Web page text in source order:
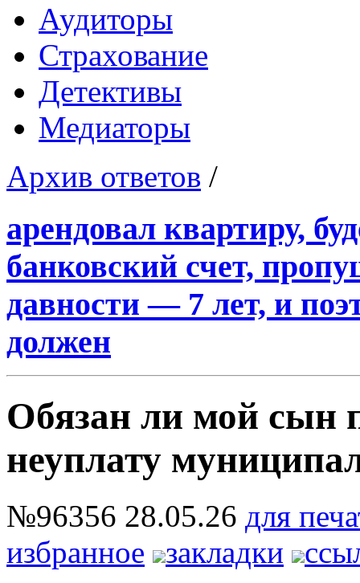
Аудиторы
Страхование
Детективы
Медиаторы
Архив ответов /
арендовал квартиру,
банковский счет,
давности — 7 лет, и
должен
Обязан ли мой сын
неуплату
№96356 28.05.26 для
избранное
закладки